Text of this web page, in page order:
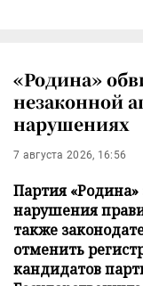
«Родина»
незаконной
нарушениях
7 августа 2026, 16:56
Партия «Родина»
нарушения
также
отменить
кандидатов